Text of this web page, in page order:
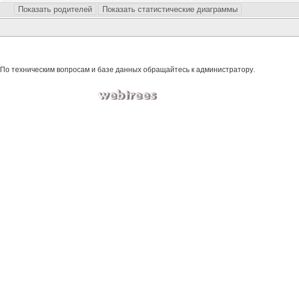
Показать родителей Показать статистические диаграммы
По техническим вопросам и базе данных обращайтесь к администратору.